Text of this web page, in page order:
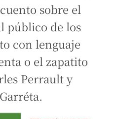
sobre el
público de los
con lenguaje
o el zapatito
Perrault y